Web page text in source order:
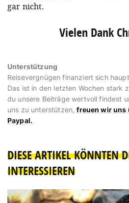
gar nicht.
Vielen Dank
Unterstützung
Reisevergnügen finanziert sich
Das ist in den letzten Wochen stark
du unsere Beiträge wertvoll findest
uns zu unterstützen,freuen wir uns
Paypal.
DIESE ARTIKEL KÖNNTEN
INTERESSIEREN